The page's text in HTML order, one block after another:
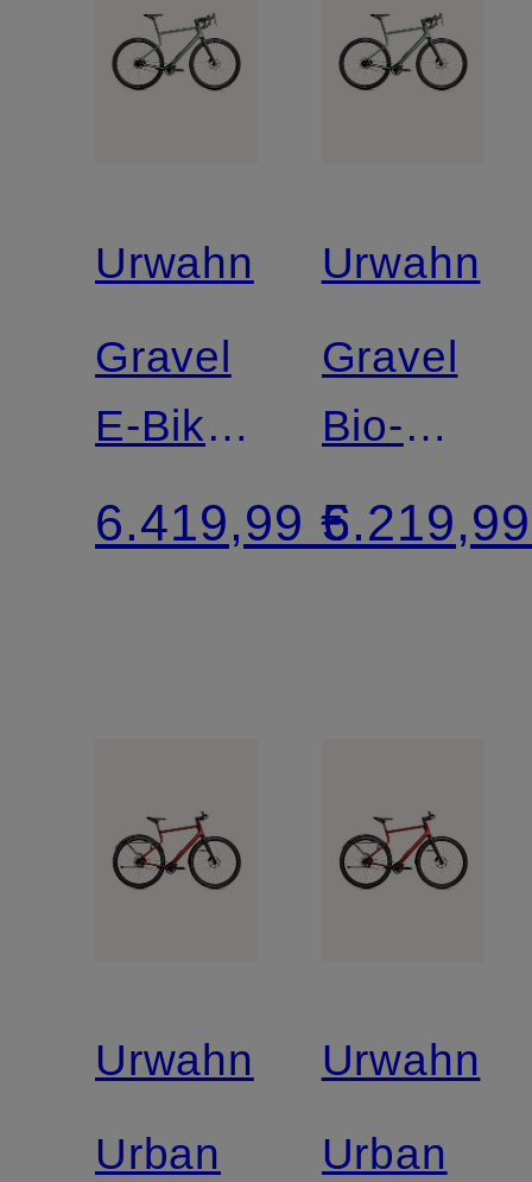
Urwahn
Gravel
E-Bike
WALDWIESEL
6.419,99 €
Urwahn
Gravel
Bio-
Bike
Urwahn
Urban
Urwahn
Urban